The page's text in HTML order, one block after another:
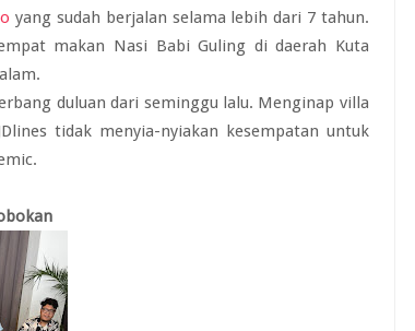
yang sudah berjalan selama lebih dari 7 tahun.
makan Nasi Babi Guling di daerah Kuta
duluan dari seminggu lalu. Menginap villa
tidak menyia-nyiakan kesempatan untuk